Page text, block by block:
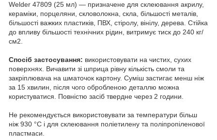
Welder 47809 (25 мл) — призначене для склеювання акрилу,
кераміки, порцеляни, скловолокна, скла, більшості металів,
більшості важких пластиків, ПВХ, стіролу, вінілу, дерева. Стійка
до впливу більшості технічних рідин, витримує тиск до 240 кг/
см2.
Спосіб застосування: використовувати на чистих, сухих
поверхнях. Вичавити зі шприца рівну кількість смоли та
закріплювача на шматочок картону. Суміш застигає менш ніж
за 15 хвилин, після чого обробленою деталлю можна
користуватися. Повністю засіб твердне через 2 години.
Не рекомендується використовувати за температури більш
ніж 930 °C і для склеювання поліетилену та поліпропіленової
пластмаси.